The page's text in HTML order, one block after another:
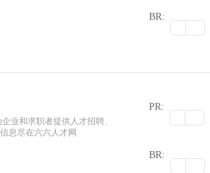
BR:
业和求职者提供人才招聘、
息尽在六六人才网
PR:
BR: